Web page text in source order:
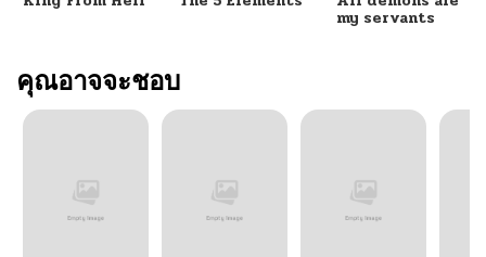
my servants
คุณอาจจะชอบ